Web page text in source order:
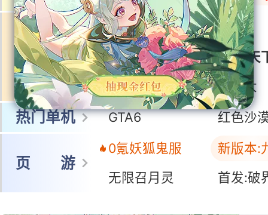
多端游戏
王者荣耀世界
鸣潮
洛克王国:世界
三国:天
三国:天
蓝色星原:旅谣 无限大
热门单机 GTA6 红色沙
页 游
0氪妖狐鬼服
新版本:
无限召月灵
首发:破